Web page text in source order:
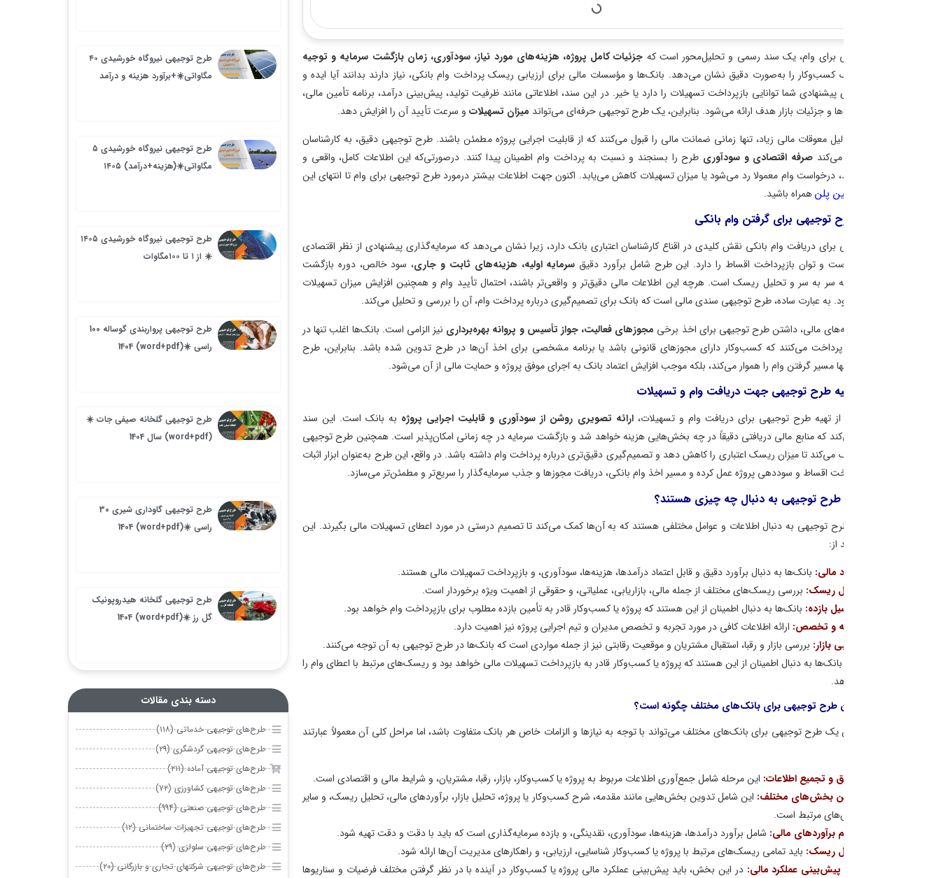
برای وام، یک سند رسمی و تحلیل‌محور است کهجزئیات کامل پروژه، هزینه‌های مورد نیاز، سودآوری، زمان بازگشت سرمایه و توجیه
را به‌صورت دقیق نشان می‌دهد. بانک‌ها و مؤسسات مالی برای ارزیابی ریسک پرداخت وام بانکی، نیاز دارند بدانند آیا ایده و
پیشنهادی شما توانایی بازپرداخت تسهیلات را دارد یا خیر. در این سند، اطلاعاتی مانند ظرفیت تولید، پیش‌بینی درآمد، برنامه تأمین مالی،
و جزئیات بازار هدف ارائه می‌شود. بنابراین، یک طرح توجیهی حرفه‌ای می‌تواندمیزان تسهیلاتو سرعت تأیید آن را افزایش دهد.
معوقات مالی زیاد، تنها زمانی ضمانت مالی را قبول می‌کنند که از قابلیت اجرایی پروژه مطمئن باشند. طرح توجیهی دقیق، به کارشناسان
صرفه اقتصادی و سودآوریطرح را بسنجند و نسبت به پرداخت وام اطمینان پیدا کنند. درصورتی‌که این اطلاعات کامل، واقعی و
درخواست وام معمولا رد می‌شود یا میزان تسهیلات کاهش می‌یابد. اکنون جهت اطلاعات بیشتر درمورد طرح توجیهی برای وام تا انتهای این
برای گرفتن وام بانکی
دریافت وام بانکی نقش کلیدی در اقناع کارشناسان اعتباری بانک دارد، زیرا نشان می‌دهد که سرمایه‌گذاری پیشنهادی از نظر اقتصادی
و توان بازپرداخت اقساط را دارد. این طرح شامل برآورد دقیق سرمایه اولیه، هزینه‌های ثابت و جاری، سود خالص، دوره بازگشت
سر به سر و تحلیل ریسک است. هرچه این اطلاعات مالی دقیق‌تر و واقعی‌تر باشند، احتمال تأیید وام و همچنین افزایش میزان تسهیلات
به عبارت ساده، طرح توجیهی سندی مالی است که بانک برای تصمیم‌گیری درباره پرداخت وام، آن را بررسی و تحلیل می‌کند.
مالی، داشتن طرح توجیهی برای اخذ برخیمجوزهای فعالیت، جواز تأسیس و پروانه بهره‌بردارینیز الزامی است. بانک‌ها اغلب تنها در
می‌کنند که کسب‌وکار دارای مجوزهای قانونی باشد یا برنامه مشخصی برای اخذ آن‌ها در طرح تدوین شده باشد. بنابراین، طرح
مسیر گرفتن وام را هموار می‌کند، بلکه موجب افزایش اعتماد بانک به اجرای موفق پروژه و حمایت مالی از آن می‌شود.
طرح توجیهی جهت دریافت وام و تسهیلات
تهیه طرح توجیهی برای دریافت وام و تسهیلات،ارائه تصویری روشن از سودآوری و قابلیت اجرایی پروژه به بانک است. این سند
که منابع مالی دریافتی دقیقاً در چه بخش‌هایی هزینه خواهد شد و بازگشت سرمایه در چه زمانی امکان‌پذیر است. همچنین طرح توجیهی
تا میزان ریسک اعتباری را کاهش دهد و تصمیم‌گیری دقیق‌تری درباره پرداخت وام داشته باشد. در واقع، این طرح به‌عنوان ابزار اثبات
اقساط و سوددهی پروژه عمل کرده و مسیر اخذ وام بانکی، دریافت مجوزها و جذب سرمایه‌گذار را سریع‌تر و مطمئن‌تر می‌سازد.
طرح توجیهی به دنبال چه چیزی هستند؟
توجیهی به دنبال اطلاعات و عوامل مختلفی هستند که به آن‌ها کمک می‌کند تا تصمیم درستی در مورد اعطای تسهیلات مالی بگیرند. این
بانک‌ها به دنبال برآورد دقیق و قابل اعتماد درآمدها، هزینه‌ها، سودآوری، و بازپرداخت تسهیلات مالی هستند.
بررسی ریسک‌های مختلف از جمله مالی، بازاریابی، عملیاتی، و حقوقی از اهمیت ویژه برخوردار است.
بانک‌ها به دنبال اطمینان از این هستند که پروژه یا کسب‌وکار قادر به تأمین بازده مطلوب برای بازپرداخت وام خواهد بود.
ارائه اطلاعات کافی در مورد تجربه و تخصص مدیران و تیم اجرایی پروژه نیز اهمیت دارد.
بررسی بازار و رقبا، استقبال مشتریان و موقعیت رقابتی نیز از جمله مواردی است که بانک‌ها در طرح توجیهی به آن توجه می‌کنند.
به دنبال اطمینان از این هستند که پروژه یا کسب‌وکار قادر به بازپرداخت تسهیلات مالی خواهد بود و ریسک‌های مرتبط با اعطای وام را
توجیهی برای بانک‌های مختلف چگونه است؟
طرح توجیهی برای بانک‌های مختلف می‌تواند با توجه به نیازها و الزامات خاص هر بانک متفاوت باشد، اما مراحل کلی آن معمولاً عبارتند
این مرحله شامل جمع‌آوری اطلاعات مربوط به پروژه یا کسب‌وکار، بازار، رقبا، مشتریان، و شرایط مالی و اقتصادی است.
این شامل تدوین بخش‌هایی مانند مقدمه، شرح کسب‌وکار یا پروژه، تحلیل بازار، برآوردهای مالی، تحلیل ریسک، و سایر
شامل برآورد درآمدها، هزینه‌ها، سودآوری، نقدینگی، و بازده سرمایه‌گذاری است که باید با دقت و دقت تهیه شود.
باید تمامی ریسک‌های مرتبط با پروژه یا کسب‌وکار شناسایی، ارزیابی، و راهکارهای مدیریت آن‌ها ارائه شود.
در این بخش، باید پیش‌بینی عملکرد مالی پروژه یا کسب‌وکار در آینده با در نظر گرفتن مختلف فرضیات و سناریوها
طرح توجیهی نیروگاه خورشیدی ۴۰
مگاواتی☀️+برآورد هزینه و درآمد
طرح توجیهی نیروگاه خورشیدی ۵
مگاواتی☀️(هزینه+درآمد) ۱۴۰۵
طرح توجیهی نیروگاه خورشیدی ۱۴۰۵
☀️ از ۱ تا ۱۰۰مگاوات
طرح توجیهی پرواربندی گوساله 100
راسی ☀️(word+pdf) 1404
طرح توجیهی گلخانه صیفی جات ☀️
(word+pdf) سال 1404
طرح توجیهی گاوداری شیری 30
راسی ☀️(word+pdf) 1404
طرح توجیهی گلخانه هیدروپونیک
دسته بندی مقالات
طرح‌های توجیهی خدماتی (۱۱۸)
طرح‌های توجیهی گردشگری (۲۹)
طرح‌های توجیهی آماده (۲۱۱)
طرح‌های توجیهی کشاورزی (۷۲)
طرح‌های توجیهی صنعتی (۹۹۴)
طرح‌های توجیهی تجهیزات ساختمانی (۱۲)
طرح‌های توجیهی سلولزی (۲۹)
طرح‌های توجیهی شرکتهای تجاری و بازرگانی (۲۰)